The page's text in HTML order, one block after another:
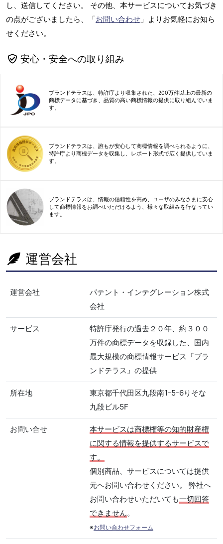
し、送信してください。 その他、本サービスについてお気づき
の点がございましたら、「お問い合わせ 」よりお気軽にお知ら
せください。
安心・安全への取り組み
ブランドテラスは、特許庁より収集された、200万件以上の最新の
商標データに基づき、品質の高い商標情報の提供に取り組んでいま
す。
ブランドテラスは、誰もが安心して商標情報を調べられるように、
特許庁より商標データを収集し、レポート形式で広く提供していま
す。
ブランドテラスは、情報の信頼性を高め、ユーザのみなさまに安心
して商標情報をお調べいただけるよう、様々な取組みを行なってい
ます。
運営会社
運営会社
パテント・インテグレーション株式
会社
サービス
特許庁発行の過去２０年、約３００
万件の商標データを収録した、国内
最大規模の商標情報サービス『ブラ
ンドテラス』の提供
所在地
東京都千代田区九段南1-5-6りそな
九段ビル5F
お問い合せ
本サービスは商標権等の知的財産権
に関する情報を提供するサービスで
す。
個別商品、サービスについては提供
元へお問い合わせください。 弊社へ
お問い合わせいただいても一切回答
できません。
※お問い合わせフォーム